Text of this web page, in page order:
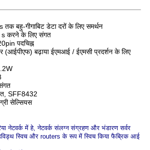
बहु-गीगाबिट डेटा दरों के लिए समर्थन
s करने के लिए संगत
पदचिह्न
(आईपीएफ) बढ़ाया ईएमआई / ईएमसी प्रदर्शन के लिए
SFF8432
सेल्सियस
नेटवर्क में हे, नेटवर्क संलग्न संग्रहण और भंडारण सर्वर
स्विच और routers के रूप में स्विच किया फैब्रिक आई